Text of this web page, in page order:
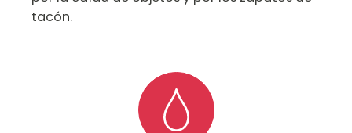
tacón.